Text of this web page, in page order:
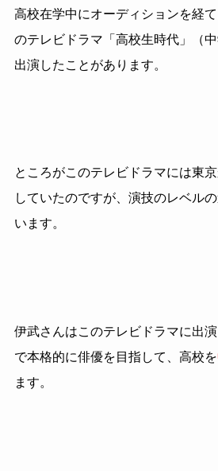
高校在学中にオーディションを経て
のテレビドラマ「高校生時代」（
出演したことがあります。
ところがこのテレビドラマには東
していたのですが、演技のレベル
います。
伊武さんはこのテレビドラマに出
で本格的に俳優を目指して、高校を
ます。